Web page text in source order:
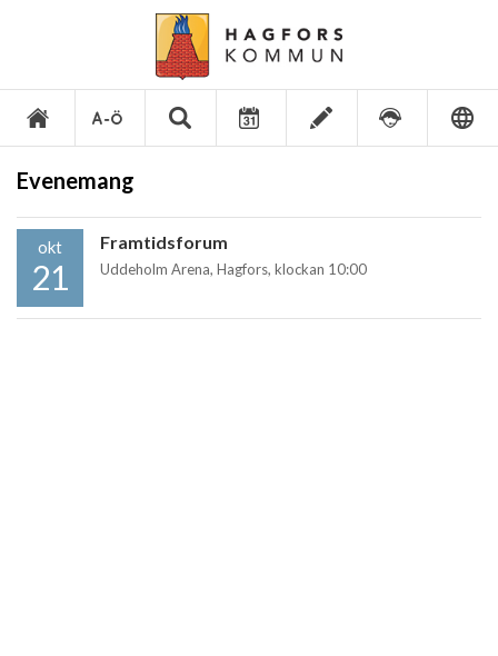
Evenemang
okt
21
Framtidsforum
Uddeholm Arena, Hagfors, klockan 10:00